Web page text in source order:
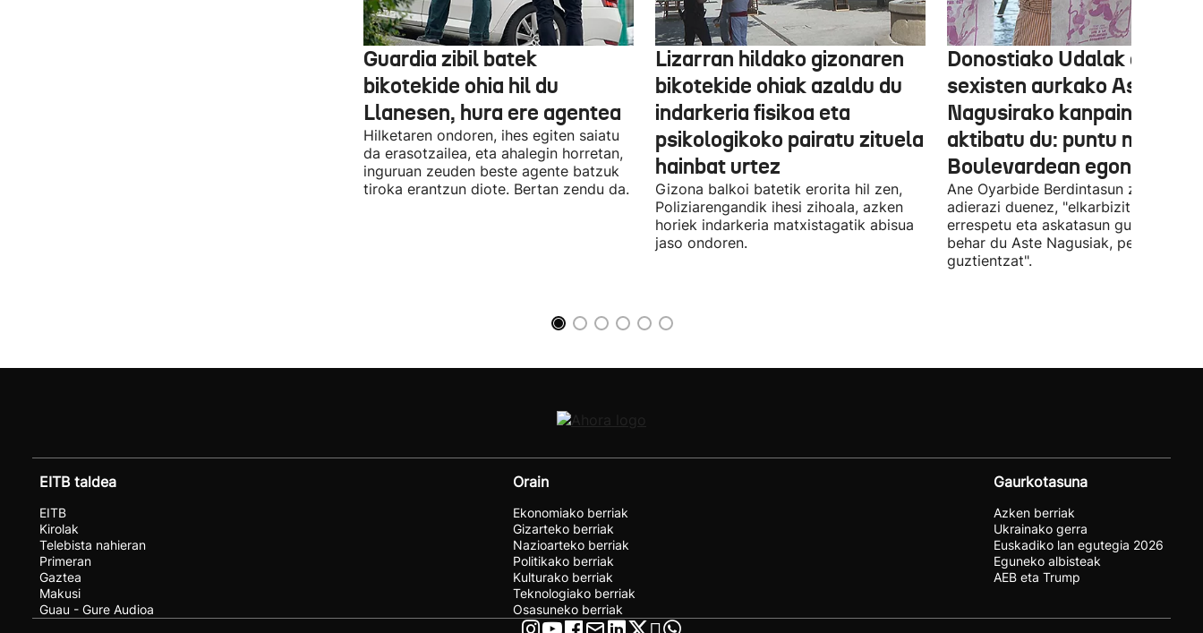
Guardia zibil batek
bikotekide ohia hil du
Llanesen, hura ere agentea
Hilketaren ondoren, ihes egiten saiatu
da erasotzailea, eta ahalegin horretan,
inguruan zeuden beste agente batzuk
tiroka erantzun diote. Bertan zendu da.
Lizarran hildako gizonaren
bikotekide ohiak azaldu du
indarkeria fisikoa eta
psikologikoko pairatu zituela
hainbat urtez
Gizona balkoi batetik erorita hil zen,
Poliziarengandik ihesi zihoala, azken
horiek indarkeria matxistagatik abisua
jaso ondoren.
Donostiako Udalak eraso
sexisten aurkako Aste
Nagusirako kanpaina
aktibatu du: puntu morea
Boulevardean egongo da
Ane Oyarbide Berdintasun
adierazi duenez, "elkarbizitza,
errespetu eta askatasun gunea izan
behar du Aste Nagusiak, pertsona
guztientzat".
EITB taldea
EITB
Kirolak
Telebista nahieran
Primeran
Gaztea
Makusi
Guau - Gure Audioa
Orain
Ekonomiako berriak
Gizarteko berriak
Nazioarteko berriak
Politikako berriak
Kulturako berriak
Teknologiako berriak
Osasuneko berriak
Gaurkotasuna
Azken berriak
Ukrainako gerra
Euskadiko lan egutegia 2026
Eguneko albisteak
AEB eta Trump